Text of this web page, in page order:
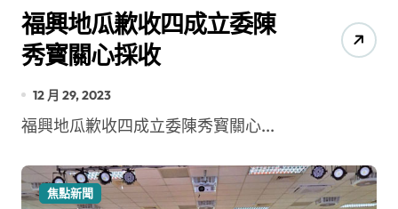
福興地瓜歉收四成立委陳
秀寳關心採收
12 月 29, 2023
福興地瓜歉收四成立委陳秀寳關心...
焦點新聞